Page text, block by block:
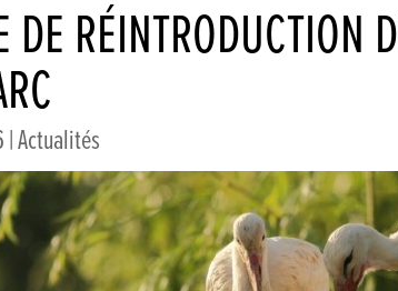
DE RÉINTRODUCTION
|Actualités